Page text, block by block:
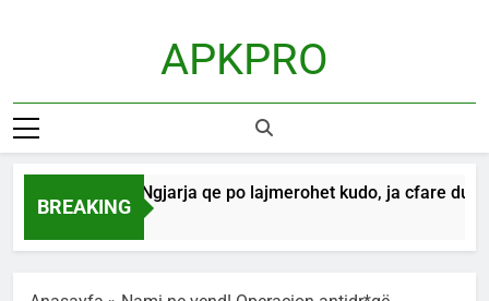
APKPRO
BREAKING
12 gusht! Ngjarja qe po lajmerohet kudo, ja cfare
1 Hour Ago